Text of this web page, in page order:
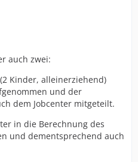
auch zwei:
Kinder, alleinerziehend)
und der
dem Jobcenter mitgeteilt.
in die Berechnung des
und dementsprechend auch